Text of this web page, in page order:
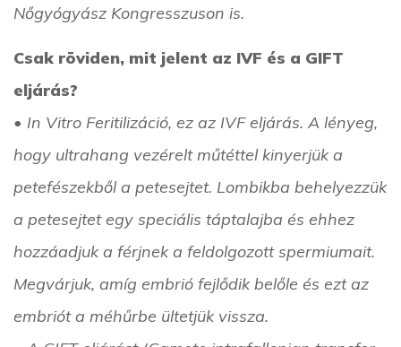
Nőgyógyász Kongresszuson is.
Csak röviden, mit jelent az IVF és a GIFT
eljárás?
• In Vitro Feritilizáció, ez az IVF eljárás. A lényeg,
hogy ultrahang vezérelt műtéttel kinyerjük a
petefészekből a petesejtet. Lombikba behelyezzük
a petesejtet egy speciális táptalajba és ehhez
hozzáadjuk a férjnek a feldolgozott spermiumait.
Megvárjuk, amíg embrió fejlődik belőle és ezt az
embriót a méhűrbe ültetjük vissza.